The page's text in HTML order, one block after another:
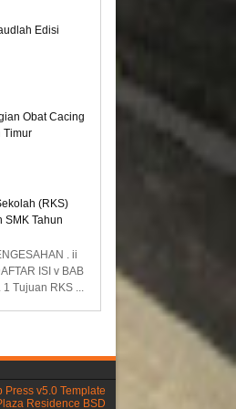
Edisi
Obat Cacing
Timur
(RKS)
SMK Tahun
. ii
ISI v BAB
1 Tujuan RKS ...
Press v5.0 Template
Residence BSD